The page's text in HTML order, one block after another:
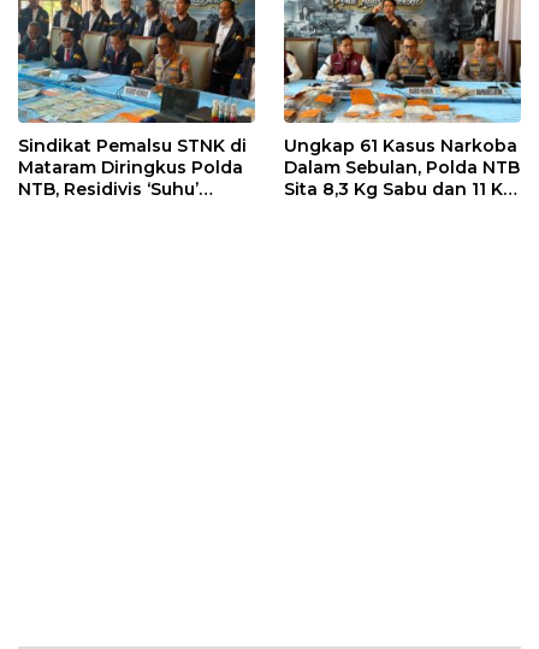
Sindikat Pemalsu STNK di
Mataram Diringkus Polda
NTB, Residivis ‘Suhu’
Ungkap 61 Kasus Narkoba
Dalam Sebulan, Polda NTB
Sita 8,3 Kg Sabu dan 11 Kg